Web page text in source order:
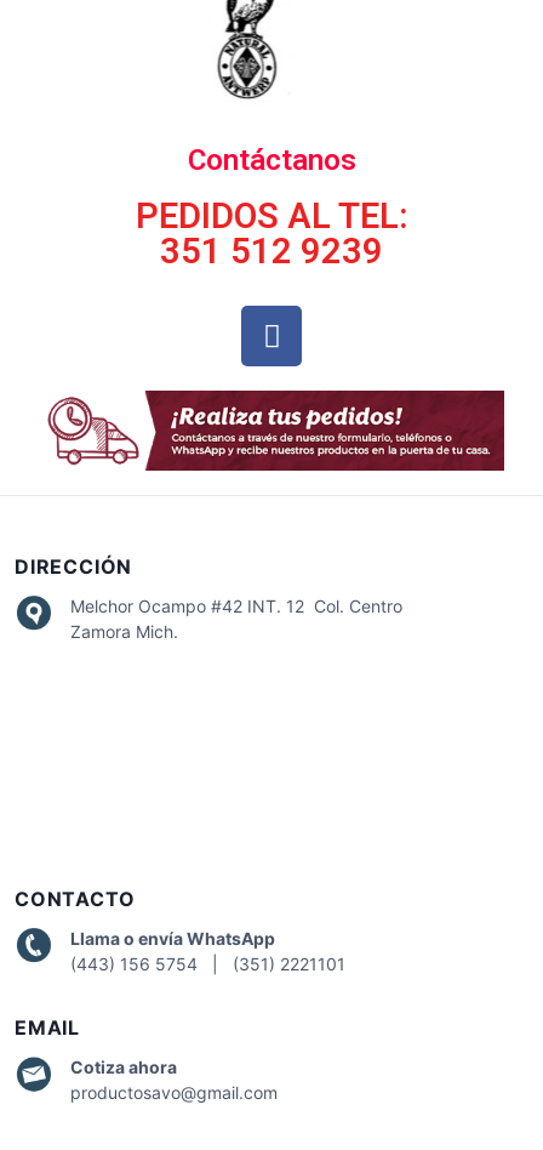
Contáctanos
PEDIDOS AL TEL:
351 512 9239
DIRECCIÓN
Melchor Ocampo #42 INT. 12 Col. Centro
Zamora Mich.
CONTACTO
Llama o envía WhatsApp
(443) 156 5754 | (351) 2221101
EMAIL
Cotizaahora
productosavo@gmail.com